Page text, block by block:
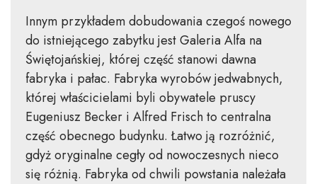
Innym przykładem dobudowania czegoś nowego
do istniejącego zabytku jest Galeria Alfa na
Świętojańskiej, której część stanowi dawna
fabryka i pałac. Fabryka wyrobów jedwabnych,
której właścicielami byli obywatele pruscy
Eugeniusz Becker i Alfred Frisch to centralna
część obecnego budynku. Łatwo ją rozróżnić,
gdyż oryginalne cegły od nowoczesnych nieco
się różnią. Fabryka od chwili powstania należała